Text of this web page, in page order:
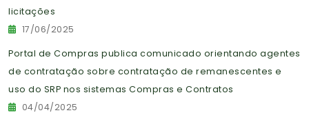
licitações
17/06/2025
Portal de Compras publica comunicado orientando agentes
de contratação sobre contratação de remanescentes e
uso do SRP nos sistemas Compras e Contratos
04/04/2025